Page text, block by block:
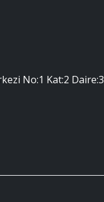
No:1 Kat:2 Daire:3